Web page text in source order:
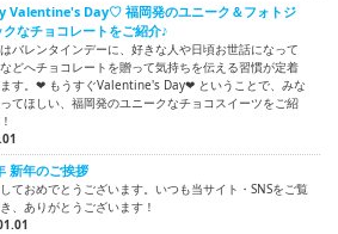
Valentine's Day♡ 福岡発のユニーク＆フォトジ
クなチョコレートをご紹介♪
バレンタインデーに、好きな人や日頃お世話になって
どへチョコレートを贈って気持ちを伝える習慣が定着
ます。❤ もうすぐValentine's Day❤ ということで、みな
てほしい、福岡発のユニークなチョコスイーツをご紹
新年のご挨拶
ておめでとうございます。いつも当サイト・SNSをご覧
、ありがとうございます！